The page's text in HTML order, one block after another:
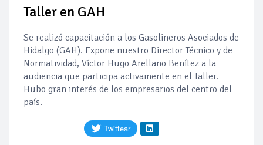
Así comienza un nuevo mes para los combustibles
Evolución criminal: pasan de robar gasolina a la producción
propia
Cambio de tendencias: autos eléctricos bajan de precio, los
de gasolina aumentan
aumenta el apoyo al diésel en la primera semana de agosto
Taller en GAH
Se realizó capacitación a los Gasolineros Asociados de
Hidalgo (GAH). Expone nuestro Director Técnico y de
Normatividad, Víctor Hugo Arellano Benítez a la
audiencia que participa activamente en el Taller.
Hubo gran interés de los empresarios del centro del
país.